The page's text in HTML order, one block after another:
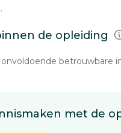
de opleiding
betrouwbare
met de